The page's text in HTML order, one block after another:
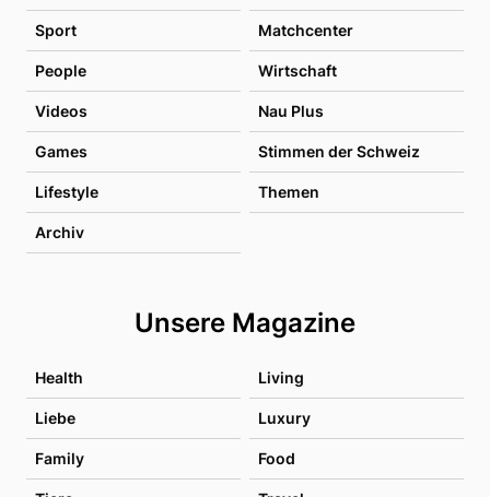
Sport Matchcenter
People Wirtschaft
Videos Nau Plus
Games Stimmen der Schweiz
Lifestyle Themen
Archiv
Unsere Magazine
Health Living
Liebe Luxury
Family Food